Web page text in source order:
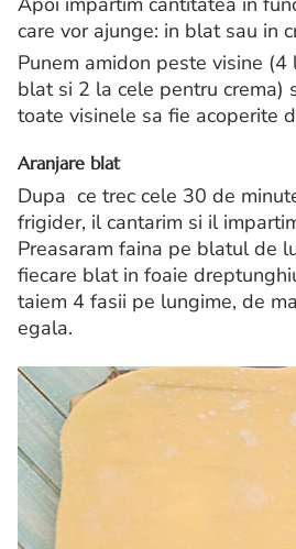
care vor ajunge: in blat sau in
Punem amidon peste visine
blat si 2 la cele pentru crema)
toate visinele sa fie acoperite
Aranjare blat
Dupa ce trec cele 30 de
frigider, il cantarim si il
Preasaram faina pe blatul de
fiecare blat in foaie
taiem 4 fasii pe lungime, de
egala.